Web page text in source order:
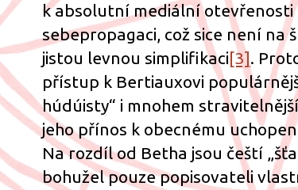
k absolutní mediální otevřenosti
sebepropagaci, což sice není na
jistou levnou simplifikaci[3].
přístup k Bertiauxovi
húdúisty“ i mnohem
jeho přínos k obecnému
Na rozdíl od Betha jsou čeští
bohužel pouze popisovateli